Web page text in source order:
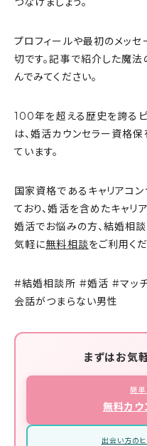
プロフィールや最初のメッ
切です。記事で紹介した魔
んでみてください。
100年を超える歴史を誇るピ
は、婚活カウンセラー資格
ています。
国家資格であるキャリアコ
ており、婚活を含めたキャリ
婚活でお悩みの方、結婚相
気軽に無料相談をご利用くだ
#結婚相談所 #婚活 #マッチ
会話がつまらない男性
まずはお気
簡単
無料カウ
出会い方の